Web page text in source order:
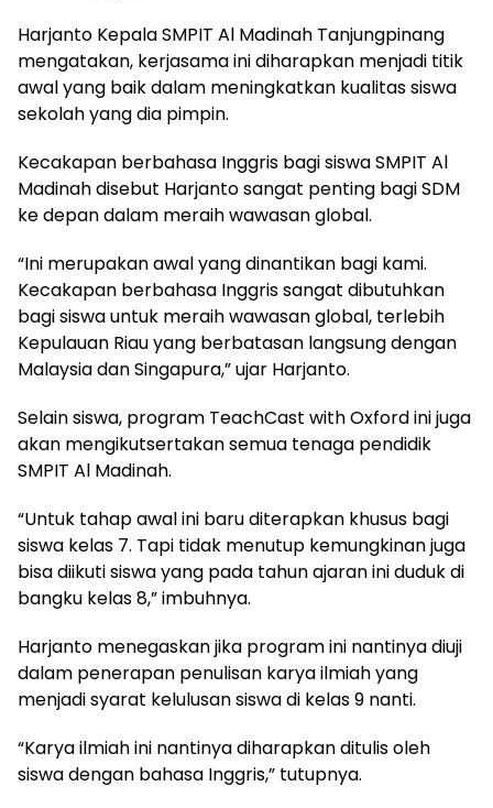
Harjanto Kepala SMPIT Al Madinah Tanjungpinang
mengatakan, kerjasama ini diharapkan menjadi titik
awal yang baik dalam meningkatkan kualitas siswa
sekolah yang dia pimpin.
Kecakapan berbahasa Inggris bagi siswa SMPIT Al
Madinah disebut Harjanto sangat penting bagi SDM
ke depan dalam meraih wawasan global.
“Ini merupakan awal yang dinantikan bagi kami.
Kecakapan berbahasa Inggris sangat dibutuhkan
bagi siswa untuk meraih wawasan global, terlebih
Kepulauan Riau yang berbatasan langsung dengan
Malaysia dan Singapura,” ujar Harjanto.
Selain siswa, program TeachCast with Oxford ini juga
akan mengikutsertakan semua tenaga pendidik
SMPIT Al Madinah.
“Untuk tahap awal ini baru diterapkan khusus bagi
siswa kelas 7. Tapi tidak menutup kemungkinan juga
bisa diikuti siswa yang pada tahun ajaran ini duduk di
bangku kelas 8,” imbuhnya.
Harjanto menegaskan jika program ini nantinya diuji
dalam penerapan penulisan karya ilmiah yang
menjadi syarat kelulusan siswa di kelas 9 nanti.
“Karya ilmiah ini nantinya diharapkan ditulis oleh
siswa dengan bahasa Inggris,” tutupnya.